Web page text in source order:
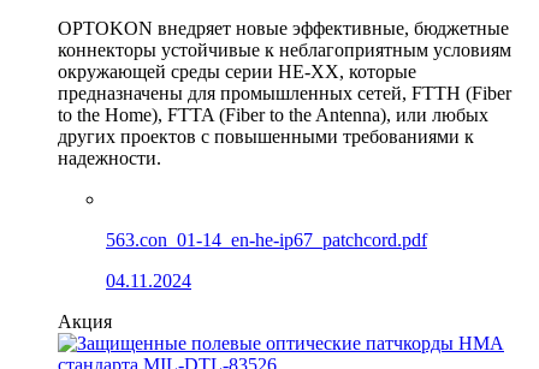
OPTOKON внедряет новые эффективные, бюджетные
коннекторы устойчивые к неблагоприятным условиям
окружающей среды серии HE-XX, которые
предназначены для промышленных сетей, FTTH (Fiber
to the Home), FTTA (Fiber to the Antenna), или любых
других проектов с повышенными требованиями к
надежности.
563.con_01-14_en-he-ip67_patchcord.pdf
04.11.2024
Акция